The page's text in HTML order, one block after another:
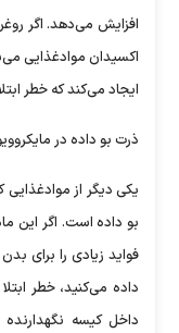
افزایش می‌دهد. اگر
اکسیدان موادغذایی
ایجاد می‌کند که خطر
ذرت بو داده در
یکی دیگر از
بو داده است. اگر این
فواید زیادی را برای
داده می‌کنید، خطر
داخل کیسه